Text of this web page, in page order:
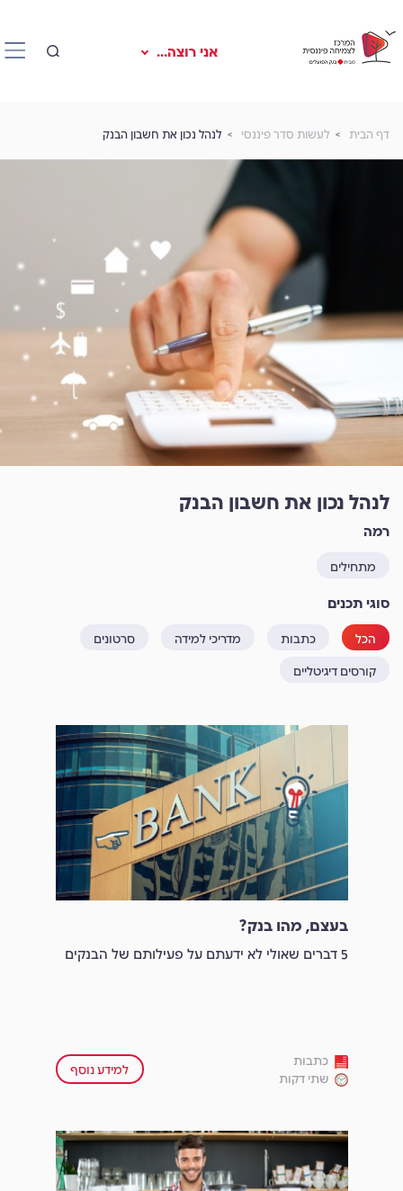
אני רוצה...
דף הבית לעשות סדר פיננסי לנהל נכון את חשבון הבנק
לנהל נכון את חשבון הבנק
רמה
מתחילים
סוגי תכנים
הכל כתבות מדריכי למידה
סרטונים
קורסים דיגיטליים
בעצם, מהו בנק?
5 דברים שאולי לא ידעתם על פעילותם של הבנקים
כתבות
שתי דקות
למידע נוסף